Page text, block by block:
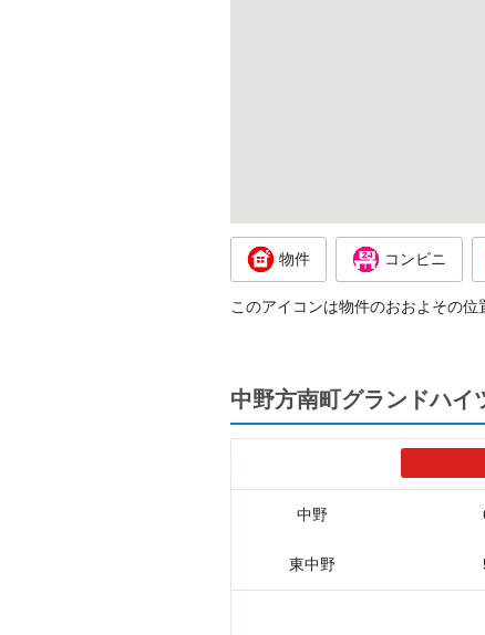
物件 コンビニ
このアイコンは物件のおおよその
中野方南町グランドハイ
中野
東中野